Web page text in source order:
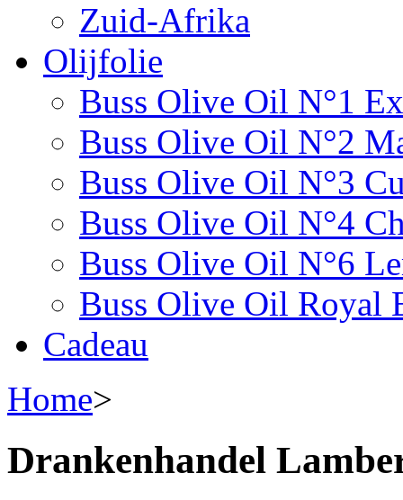
Zuid-Afrika
Olijfolie
Buss Olive Oil N°1
Buss Olive Oil N°2
Buss Olive Oil N°3
Buss Olive Oil N°4
Buss Olive Oil N°6
Buss Olive Oil Royal
Cadeau
Home>
Drankenhandel